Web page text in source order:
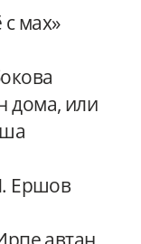
мах»
дома, или
Ершов